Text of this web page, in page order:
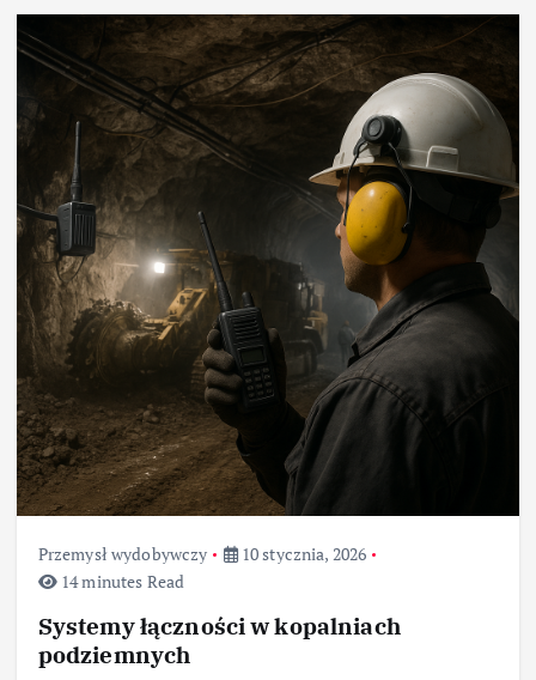
Przemysł wydobywczy
10 stycznia, 2026
14 minutes Read
Systemy łączności w kopalniach
podziemnych